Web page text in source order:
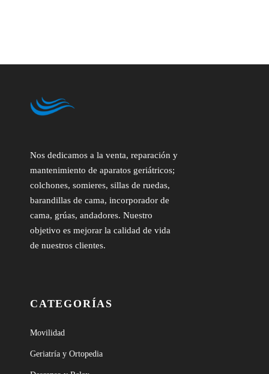
Nos dedicamos a la venta, reparación y
mantenimiento de aparatos geriátricos;
colchones, somieres, sillas de ruedas,
barandillas de cama, incorporador de
cama, grúas, andadores. Nuestro
objetivo es mejorar la calidad de vida
de nuestros clientes.
CATEGORÍAS
Movilidad
Geriatría y Ortopedia